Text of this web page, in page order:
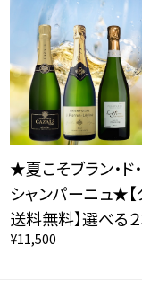
★夏こそブラン・ド
シャンパーニュ★
送料無料】選べる
¥11,500